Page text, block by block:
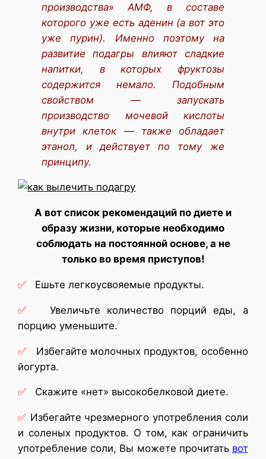
производства» АМФ, в составе
которого уже есть аденин (а вот это
уже пурин). Именно поэтому на
развитие подагры влияют сладкие
напитки, в которых фруктозы
содержится немало. Подобным
свойством — запускать
производство мочевой кислоты
внутри клеток — также обладает
этанол, и действует по тому же
принципу.
А вот список рекомендаций по диете и
образу жизни, которые необходимо
соблюдать на постоянной основе, а не
только во время приступов!
✅ Ешьте легкоусвояемые продукты.
✅
Увеличьте количество порций еды, а
порцию уменьшите.
✅ Избегайте молочных продуктов, особенно
йогурта.
✅ Скажите «нет» высокобелковой диете.
✅ Избегайте чрезмерного употребления соли
и соленых продуктов. О том, как ограничить
употребление соли, Вы можете прочитать вот